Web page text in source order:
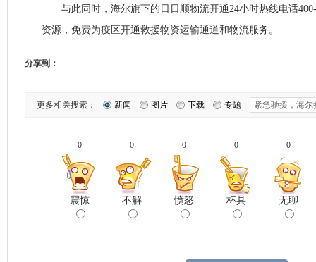
与此同时，海尔旗下的日日顺物流开通24小时热线电话400-
资源，免费为疫区开通救援物资运输通道和物流服务。
分享到：
更多相关搜索： 新闻 图片 下载 专题
0
震惊
0
不解
0
愤怒
0
杯具
0
无聊